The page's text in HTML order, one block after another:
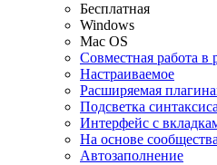
Бесплатная
Windows
Mac OS
Совместная работа в
Настраиваемое
Расширяемая
Подсветка синтаксиса
Интерфейс с
На основе сообщества
Автозаполнение